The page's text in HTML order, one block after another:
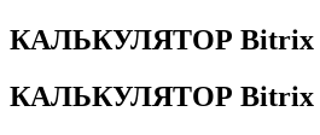
КАЛЬКУЛЯТОР Bitrix
КАЛЬКУЛЯТОР Bitrix